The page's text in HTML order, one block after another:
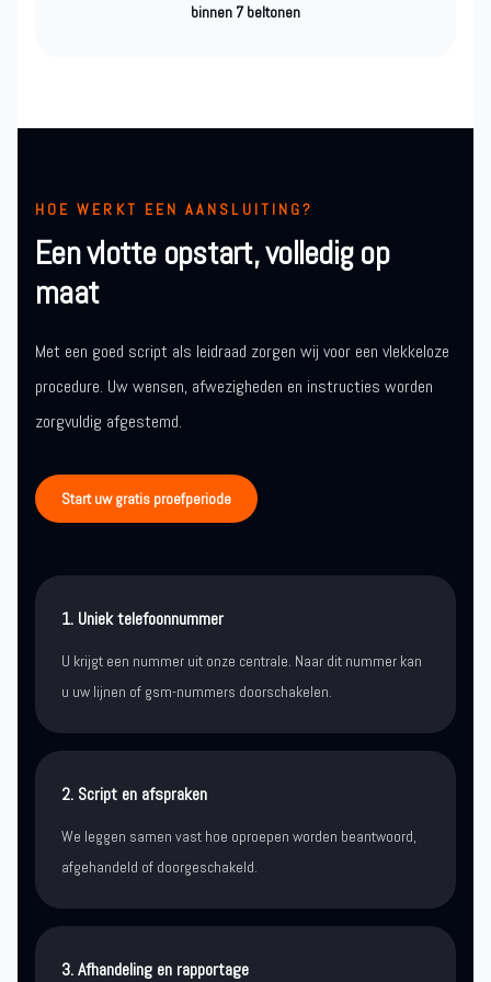
binnen 7 beltonen
HOE WERKT EEN AANSLUITING?
Een vlotte opstart, volledig op
maat
Met een goed script als leidraad zorgen wij voor een vlekkeloze
procedure. Uw wensen, afwezigheden en instructies worden
zorgvuldig afgestemd.
Start uw gratis proefperiode
1. Uniek telefoonnummer
U krijgt een nummer uit onze centrale. Naar dit nummer kan
u uw lijnen of gsm-nummers doorschakelen.
2. Script en afspraken
We leggen samen vast hoe oproepen worden beantwoord,
afgehandeld of doorgeschakeld.
3. Afhandeling en rapportage